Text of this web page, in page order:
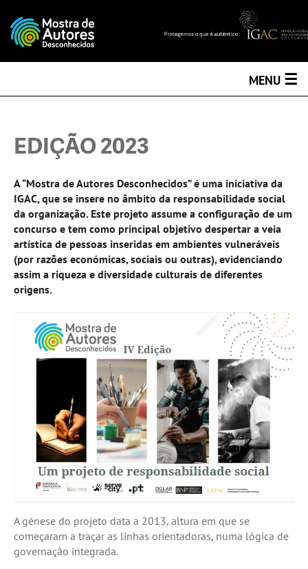
MENU ☰
EDIÇÃO 2023
A “Mostra de Autores Desconhecidos” é uma iniciativa da
IGAC, que se insere no âmbito da responsabilidade social
da organização. Este projeto assume a configuração de um
concurso e tem como principal objetivo despertar a veia
artística de pessoas inseridas em ambientes vulneráveis
(por razões económicas, sociais ou outras), evidenciando
assim a riqueza e diversidade culturais de diferentes
origens.
A génese do projeto data a 2013, altura em que se
começaram a traçar as linhas orientadoras, numa lógica de
governação integrada.